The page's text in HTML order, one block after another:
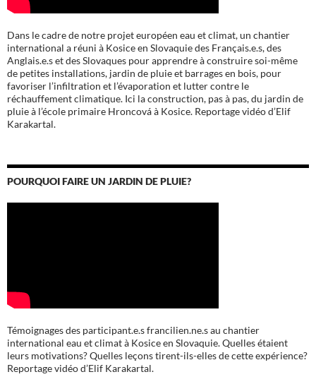
Dans le cadre de notre projet européen eau et climat, un chantier
international a réuni à Kosice en Slovaquie des Français.e.s, des
Anglais.e.s et des Slovaques pour apprendre à construire soi-même
de petites installations, jardin de pluie et barrages en bois, pour
favoriser l’infiltration et l’évaporation et lutter contre le
réchauffement climatique. Ici la construction, pas à pas, du jardin de
pluie à l’école primaire Hroncová à Kosice. Reportage vidéo d’Elif
Karakartal.
POURQUOI FAIRE UN JARDIN DE PLUIE?
Témoignages des participant.e.s francilien.ne.s au chantier
international eau et climat à Kosice en Slovaquie. Quelles étaient
leurs motivations? Quelles leçons tirent-ils-elles de cette expérience?
Reportage vidéo d’Elif Karakartal.